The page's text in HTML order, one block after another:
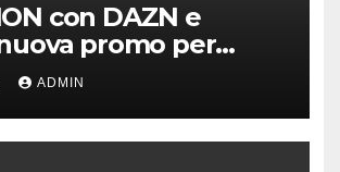
con DAZN e
promo per
ADMIN